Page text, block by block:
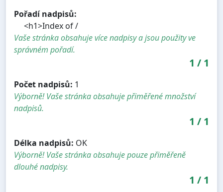
Pořadí nadpisů:
<h1>Index of /
Vaše stránka obsahuje více nadpisy a jsou použity ve
správném pořadí.
1 / 1
Počet nadpisů: 1
Výborně! Vaše stránka obsahuje přiměřené množství
nadpisů.
1 / 1
Délka nadpisů: OK
Výborně! Vaše stránka obsahuje pouze přiměřeně
dlouhé nadpisy.
1 / 1